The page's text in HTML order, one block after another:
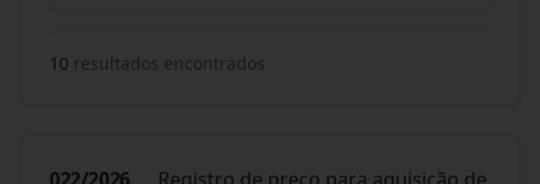
10 resultados encontrados